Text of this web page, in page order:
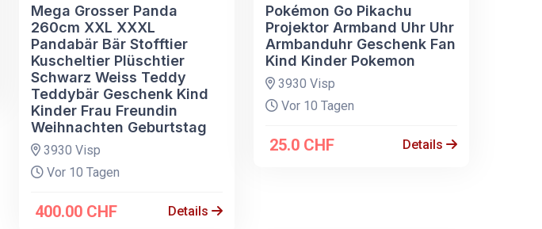
Mega Grosser Panda
260cm XXL XXXL
Pandabär Bär Stofftier
Kuscheltier Plüschtier
Schwarz Weiss Teddy
Teddybär Geschenk Kind
Kinder Frau Freundin
Weihnachten Geburtstag
3930 Visp
Vor 10 Tagen
400.00 CHF Details
Pokémon Go Pikachu
Projektor Armband Uhr Uhr
Armbanduhr Geschenk Fan
Kind Kinder Pokemon
3930 Visp
Vor 10 Tagen
25.0 CHF Details